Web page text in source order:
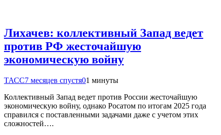
Лихачев: коллективный Запад ведет
против РФ жесточайшую
экономическую войну
ТАСС7 месяцев спустя01 минуты
Коллективный Запад ведет против России жесточайшую
экономическую войну, однако Росатом по итогам 2025 года
справился с поставленными задачами даже с учетом этих
сложностей….